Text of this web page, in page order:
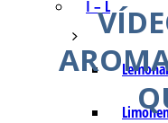
I – L
Lemonal